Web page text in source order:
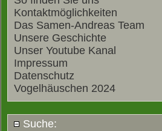
Kontaktmöglichkeiten
Das Samen-Andreas Team
Unsere Geschichte
Unser Youtube Kanal
Impressum
Datenschutz
Vogelhäuschen 2024
Suche: